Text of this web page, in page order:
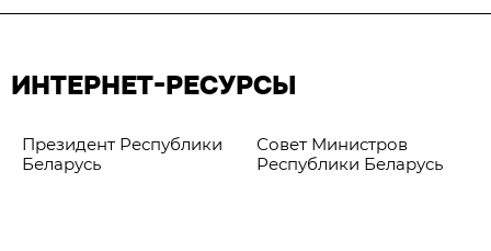
ИНТЕРНЕТ-РЕСУРСЫ
Президент Республики
Беларусь
Совет Министров
Республики Беларусь